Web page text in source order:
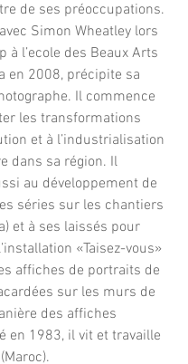
de ses préoccupations.
Simon Wheatley lors
à l’ecole des Beaux Arts
en 2008, précipite sa
Il commence
les transformations
et à l’industrialisation
dans sa région. Il
au développement de
séries sur les chantiers
et à ses laissés pour
«Taisez-vous»
affiches de portraits de
sur les murs de
des affiches
en 1983, il vit et travaille